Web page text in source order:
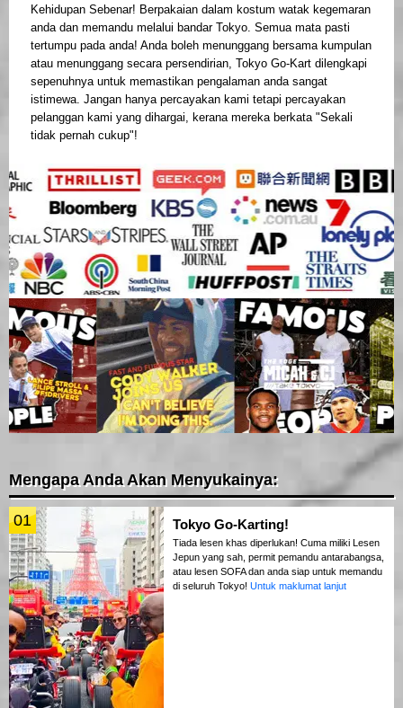
Kehidupan Sebenar! Berpakaian dalam kostum watak kegemaran
anda dan memandu melalui bandar Tokyo. Semua mata pasti
tertumpu pada anda! Anda boleh menunggang bersama kumpulan
atau menunggang secara persendirian, Tokyo Go-Kart dilengkapi
sepenuhnya untuk memastikan pengalaman anda sangat
istimewa. Jangan hanya percayakan kami tetapi percayakan
pelanggan kami yang dihargai, kerana mereka berkata "Sekali
tidak pernah cukup"!
Mengapa Anda Akan Menyukainya:
01 Tokyo Go-Karting!
Tiada lesen khas diperlukan! Cuma miliki Lesen
Jepun yang sah, permit pemandu antarabangsa,
atau lesen SOFA dan anda siap untuk memandu
di seluruh Tokyo! Untuk maklumat lanjut